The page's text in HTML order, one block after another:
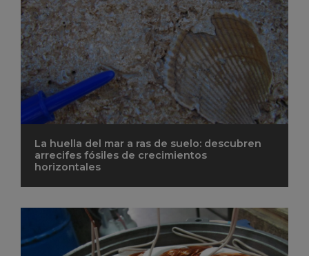
La huella del mar a ras de suelo: descubren
arrecifes fósiles de crecimientos
horizontales